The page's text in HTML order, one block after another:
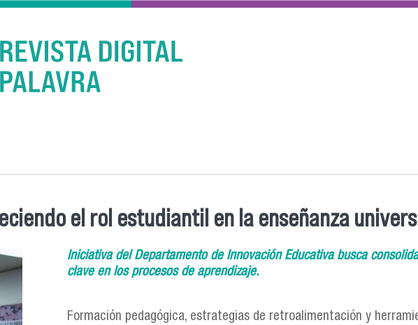
el rol estudiantil en la enseñanza
Iniciativa del Departamento de Innovación Educativa busca
clave en los procesos de aprendizaje.
Formación pedagógica, estrategias de retroalimentación y